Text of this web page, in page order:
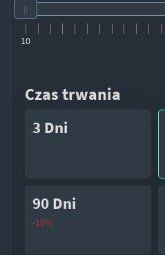
10
Czas trwania
3 Dni
90 Dni
-10%